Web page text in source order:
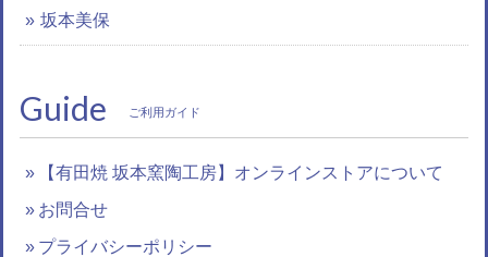
坂本美保
Guide ご利用ガイド
【有田焼 坂本窯陶工房】オンラインストアについて
お問合せ
プライバシーポリシー